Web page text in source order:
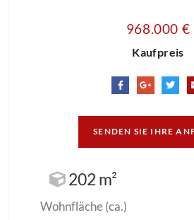
968.000 €
Kaufpreis
SENDEN SIE IHRE
202 m²
Wohnfläche (ca.)